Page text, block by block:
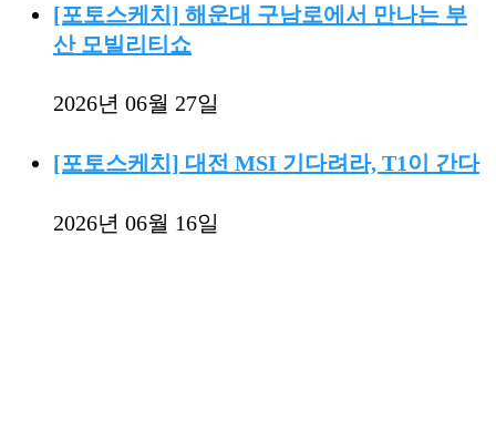
[포토스케치] 해운대 구남로에서 만나는 부
산 모빌리티쇼
2026년 06월 27일
[포토스케치] 대전 MSI 기다려라, T1이 간다
2026년 06월 16일